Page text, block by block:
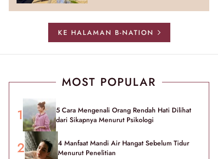
KE HALAMAN B-NATION
MOST POPULAR
5 Cara Mengenali Orang Rendah Hati Dilihat
dari Sikapnya Menurut Psikologi
4 Manfaat Mandi Air Hangat Sebelum Tidur
Menurut Penelitian